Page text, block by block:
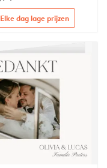
Elke dag lage prijzen